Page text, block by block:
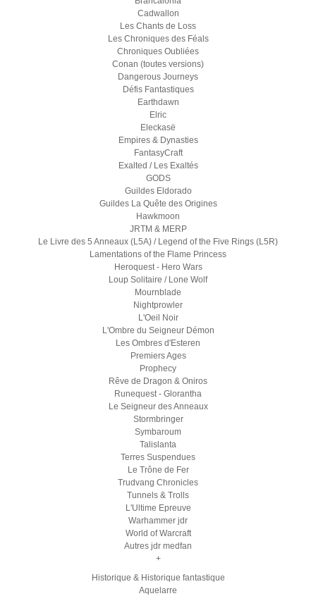
Cadwallon
Les Chants de Loss
Les Chroniques des Féals
Chroniques Oubliées
Conan (toutes versions)
Dangerous Journeys
Défis Fantastiques
Earthdawn
Elric
Eleckasë
Empires & Dynasties
FantasyCraft
Exalted / Les Exaltés
GODS
Guildes Eldorado
Guildes La Quête des Origines
Hawkmoon
JRTM & MERP
Le Livre des 5 Anneaux (L5A) / Legend of the Five Rings (L5R)
Lamentations of the Flame Princess
Heroquest - Hero Wars
Loup Solitaire / Lone Wolf
Mournblade
Nightprowler
L'Oeil Noir
L'Ombre du Seigneur Démon
Les Ombres d'Esteren
Premiers Ages
Prophecy
Rêve de Dragon & Oniros
Runequest - Glorantha
Le Seigneur des Anneaux
Stormbringer
Symbaroum
Talislanta
Terres Suspendues
Le Trône de Fer
Trudvang Chronicles
Tunnels & Trolls
L'Ultime Epreuve
Warhammer jdr
World of Warcraft
Autres jdr medfan
+
Historique & Historique fantastique
Aquelarre